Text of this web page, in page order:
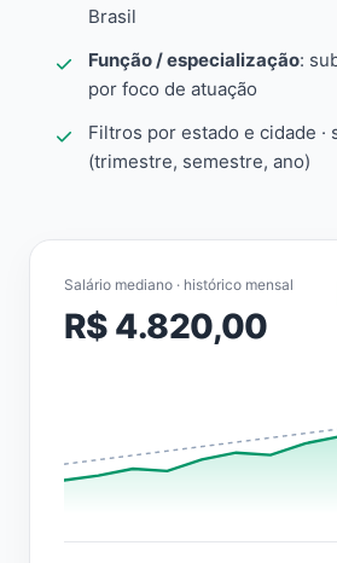
Brasil
Função / especialização:
por foco de atuação
Filtros por estado e cidade
(trimestre, semestre, ano)
Salário mediano · histórico mensal
R$ 4.820,00